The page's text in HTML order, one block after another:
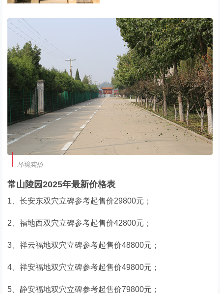
环境实拍
常山陵园2025年最新价格表
1、长安东双穴立碑参考起售价29800元；
2、福地西双穴立碑参考起售价42800元；
3、祥云福地双穴立碑参考起售价48800元；
4、祥安福地双穴立碑参考起售价49800元；
5、静安福地双穴立碑参考起售价79800元；